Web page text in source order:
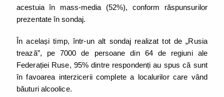
acestuia în mass-media (52%), conform răspunsurilor
prezentate în sondaj.
În același timp, într-un alt sondaj realizat tot de „Rusia
trează”, pe 7000 de persoane din 64 de regiuni ale
Federației Ruse, 95% dintre respondenți au spus că sunt
în favoarea interzicerii complete a localurilor care vând
băuturi alcoolice.